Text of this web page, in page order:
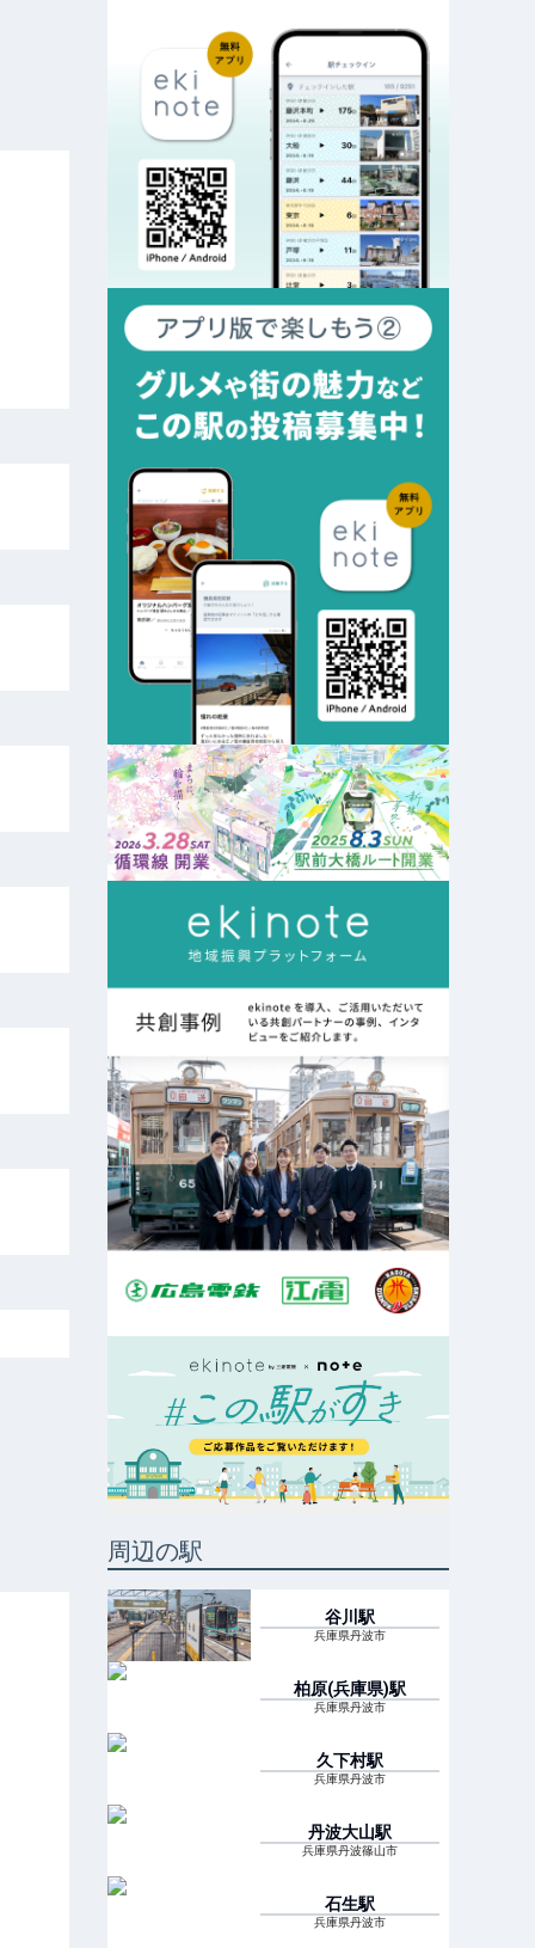
周辺の駅
谷川駅
兵庫県丹波市
柏原(兵庫県)駅
兵庫県丹波市
久下村駅
兵庫県丹波市
丹波大山駅
兵庫県丹波篠山市
石生駅
兵庫県丹波市